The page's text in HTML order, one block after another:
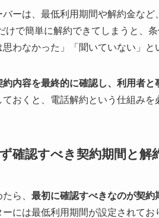
バーは、最低利用期間や解約金な
けで簡単に解約できてしまうと、
わなかった」「聞いていない」と
約内容を最終的に確認し、利用者
ておくと、電話解約という仕組みを
確認すべき契約期間と解
ら、 最初に確認すべきなのが契約
ーには最低利用期間が設定されて